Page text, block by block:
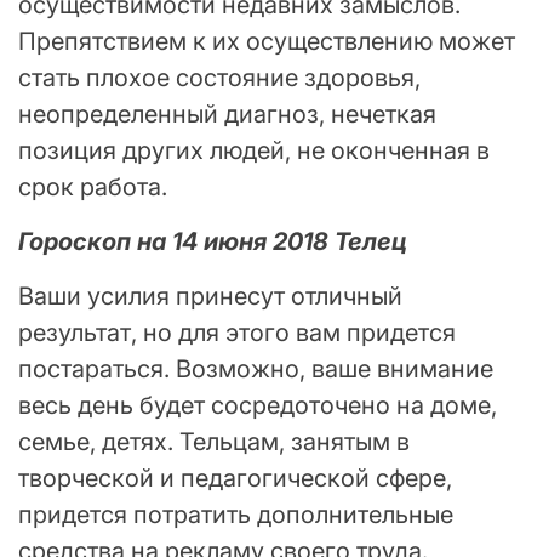
Препятствием к их осуществлению может
стать плохое состояние здоровья,
неопределенный диагноз, нечеткая
позиция других людей, не оконченная в
срок работа.
Гороскоп на 14 июня 2018 Телец
Ваши усилия принесут отличный
результат, но для этого вам придется
постараться. Возможно, ваше внимание
весь день будет сосредоточено на доме,
семье, детях. Тельцам, занятым в
творческой и педагогической сфере,
придется потратить дополнительные
средства на рекламу своего труда.